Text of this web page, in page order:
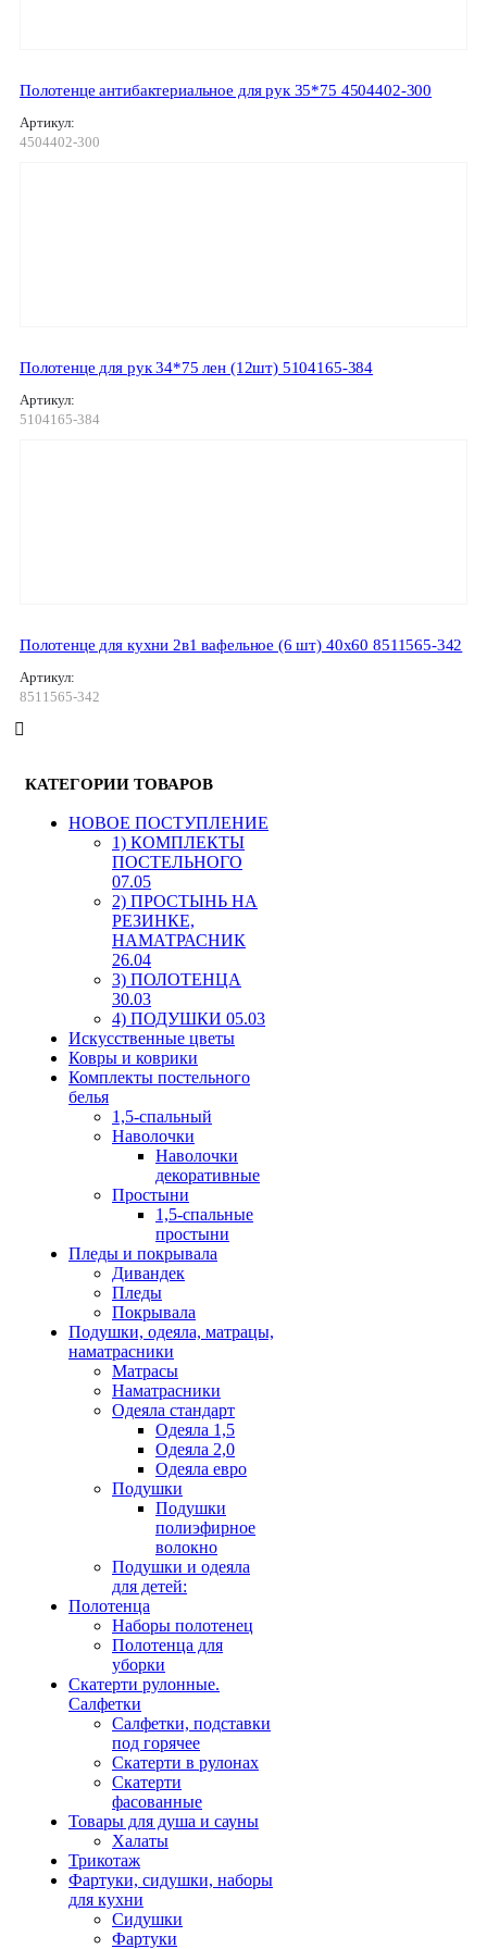
Полотенце антибактериальное для рук 35*75 4504402-300
Артикул:
4504402-300
Полотенце для рук 34*75 лен (12шт) 5104165-384
Артикул:
5104165-384
Полотенце для кухни 2в1 вафельное (6 шт) 40х60 8511565-342
Артикул:
8511565-342
КАТЕГОРИИ ТОВАРОВ
HОВОЕ ПОСТУПЛЕНИЕ
1) КОМПЛЕКТЫ
ПОСТЕЛЬНОГО
07.05
2) ПРОСТЫНЬ НА
РЕЗИНКЕ,
НАМАТРАСНИК
26.04
3) ПОЛОТЕНЦА
30.03
4) ПОДУШКИ 05.03
Искусственные цветы
Ковры и коврики
Комплекты постельного
белья
1,5-спальный
Наволочки
Наволочки
декоративные
Простыни
1,5-спальные
простыни
Пледы и покрывала
Дивандек
Пледы
Покрывала
Подушки, одеяла, матрацы,
наматрасники
Матрасы
Наматрасники
Одеяла стандарт
Одеяла 1,5
Одеяла 2,0
Одеяла евро
Подушки
Подушки
полиэфирное
волокно
Подушки и одеяла
для детей:
Полотенца
Наборы полотенец
Полотенца для
уборки
Скатерти рулонные.
Салфетки
Салфетки, подставки
под горячее
Скатерти в рулонах
Скатерти
фасованные
Товары для душа и сауны
Халаты
Трикотаж
Фартуки, сидушки, наборы
для кухни
Сидушки
Фартуки